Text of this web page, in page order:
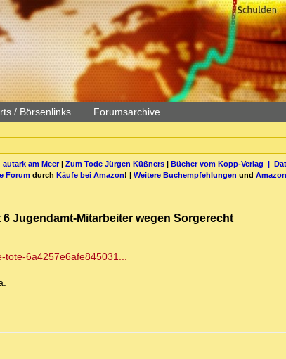
/ Börsenlinks Forumsarchive
am Meer| Zum Tode Jürgen Küßners| Bücher vom Kopp-Verlag |
Forum durch Käufe bei Amazon! | Weitere Buchempfehlungen und
Jugendamt-Mitarbeiter wegen Sorgerecht
tote-6a4257e6afe845031...